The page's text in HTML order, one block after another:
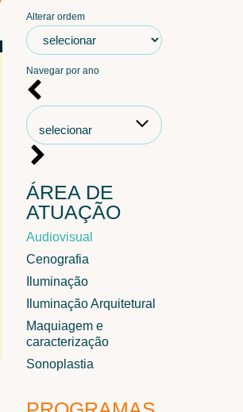
Alterar ordem
Navegar por ano
selecionar
ÁREA DE
ATUAÇÃO
Audiovisual
Cenografia
Iluminação
Iluminação Arquitetural
Maquiagem e
caracterização
Sonoplastia